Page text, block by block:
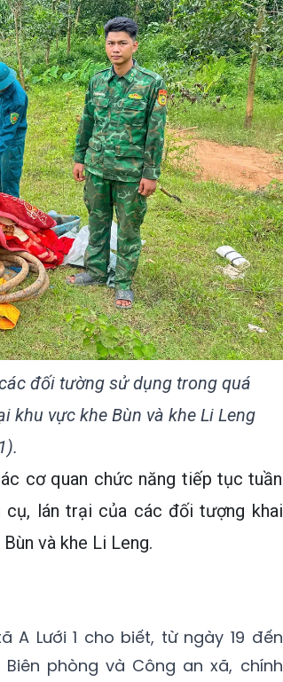
đối tường sử dụng trong quá
khu vực khe Bùn và khe Li Leng
cơ quan chức năng tiếp tục tuần
cụ, lán trại của các đối tượng khai
và khe Li Leng.
A Lưới 1 cho biết, từ ngày 19 đến
phòng và Công an xã, chính